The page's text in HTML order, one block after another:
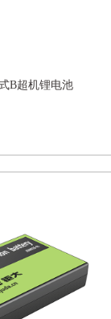
B超机锂电池